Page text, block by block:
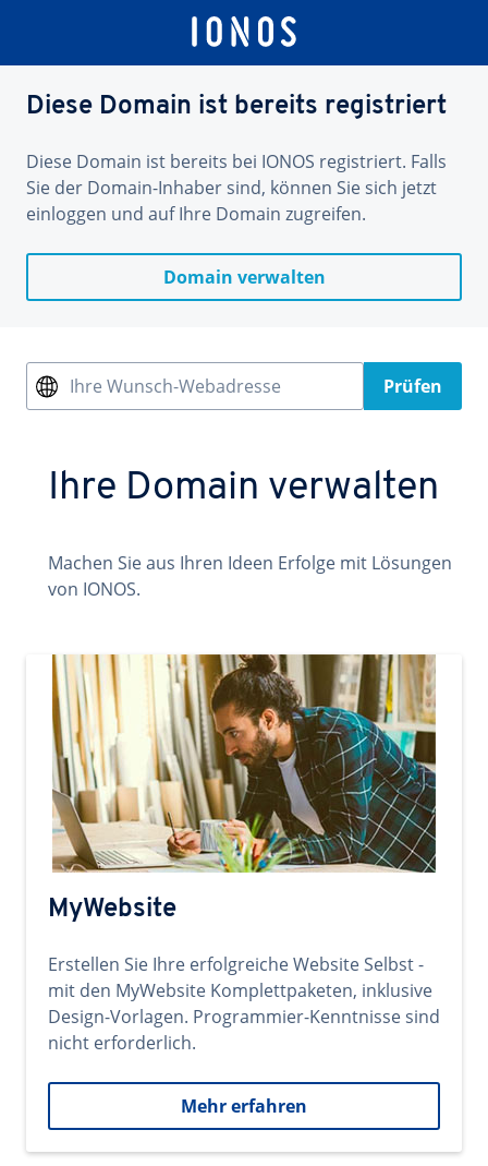
Diese Domain ist bereits registriert
Diese Domain ist bereits bei IONOS registriert. Falls
Sie der Domain-Inhaber sind, können Sie sich jetzt
einloggen und auf Ihre Domain zugreifen.
Domain verwalten
Ihre Wunsch-Webadresse Prüfen
Ihre Domain verwalten
Machen Sie aus Ihren Ideen Erfolge mit Lösungen
von IONOS.
MyWebsite
Erstellen Sie Ihre erfolgreiche Website Selbst -
mit den MyWebsite Komplettpaketen, inklusive
Design-Vorlagen. Programmier-Kenntnisse sind
nicht erforderlich.
Mehr erfahren